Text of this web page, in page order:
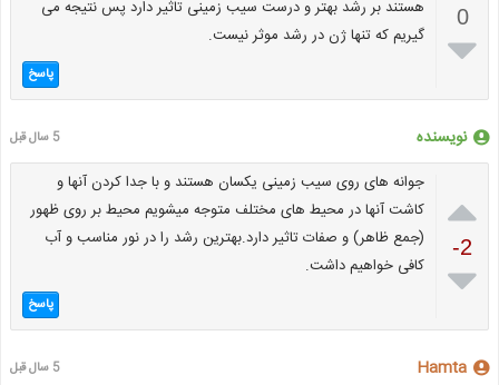
0

هستند بر رشد بهتر و درست سیب زمینی تاثیر دارد پس نتیجه می
گیریم که تنها ژن در رشد موثر نیست.
پاسخ
نویسنده 5 سال قبل

-2

جوانه های روی سیب زمینی یکسان هستند و با جدا کردن آنها و
کاشت آنها در محیط های مختلف متوجه میشویم محیط بر روی ظهور
(جمع ظاهر) و صفات تاثیر دارد.بهترین رشد را در نور مناسب و آب
کافی خواهیم داشت.
پاسخ
Hamta 5 سال قبل